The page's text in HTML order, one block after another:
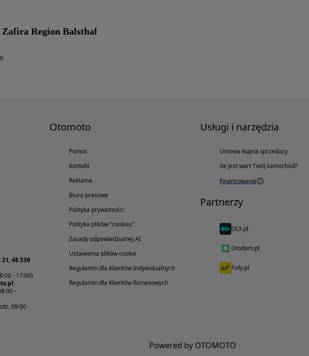
Zafira Region Balsthal
48 539
- 17:00)
-
09:00 -
Otomoto
Pomoc
Kontakt
Reklama
Biuro prasowe
Polityka prywatności
Polityka plików "cookies"
Zasady odpowiedzialnej AI
Ustawienia plików cookie
Regulamin dla Klientów Indywidualnych
Regulamin dla Klientów Biznesowych
Usługi i narzędzia
Umowa kupna sprzedaży
Ile jest wart Twój samochód?
Finansowanie
Partnerzy
OLX.pl
Otodom.pl
Fixly.pl
Powered by OTOMOTO